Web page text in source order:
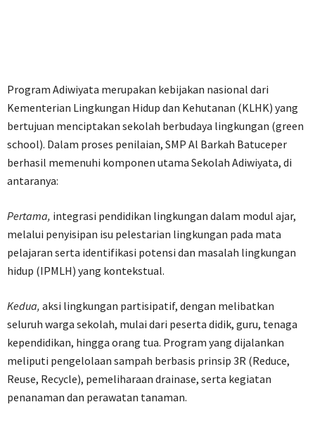
Program Adiwiyata merupakan kebijakan nasional dari
Kementerian Lingkungan Hidup dan Kehutanan (KLHK) yang
bertujuan menciptakan sekolah berbudaya lingkungan (green
school). Dalam proses penilaian, SMP Al Barkah Batuceper
berhasil memenuhi komponen utama Sekolah Adiwiyata, di
antaranya:
Pertama, integrasi pendidikan lingkungan dalam modul ajar,
melalui penyisipan isu pelestarian lingkungan pada mata
pelajaran serta identifikasi potensi dan masalah lingkungan
hidup (IPMLH) yang kontekstual.
Kedua, aksi lingkungan partisipatif, dengan melibatkan
seluruh warga sekolah, mulai dari peserta didik, guru, tenaga
kependidikan, hingga orang tua. Program yang dijalankan
meliputi pengelolaan sampah berbasis prinsip 3R (Reduce,
Reuse, Recycle), pemeliharaan drainase, serta kegiatan
penanaman dan perawatan tanaman.